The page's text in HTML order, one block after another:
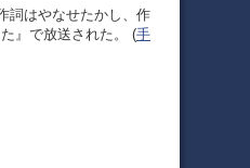
詞はやなせたかし、作
』で放送された。 (手